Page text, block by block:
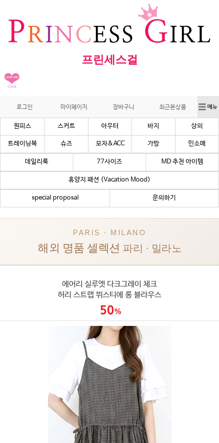
프린세스걸
로그인 마이페이지 장바구니 최근본상품
원피스 스커트 아우터 바지 상의
트레이닝복 슈즈 모자&ACC 가방 민소매
데일리룩 77사이즈 MD 추천 아이템
휴양지 패션 (Vacation Mood)
special proposal 문의하기
PARIS · MILANO
해외 명품 셀렉션 파리 · 밀라노
에어리 실루엣 다크그레이 체크
허리 스트랩 뷔스티에 롱 블라우스